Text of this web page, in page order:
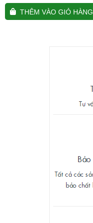
THÊM VÀO GIỎ HÀNG